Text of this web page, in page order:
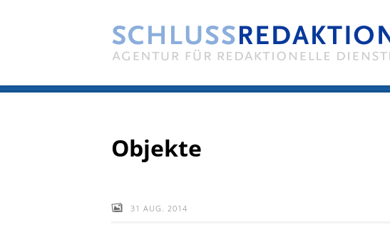
Objekte
31 AUG. 2014